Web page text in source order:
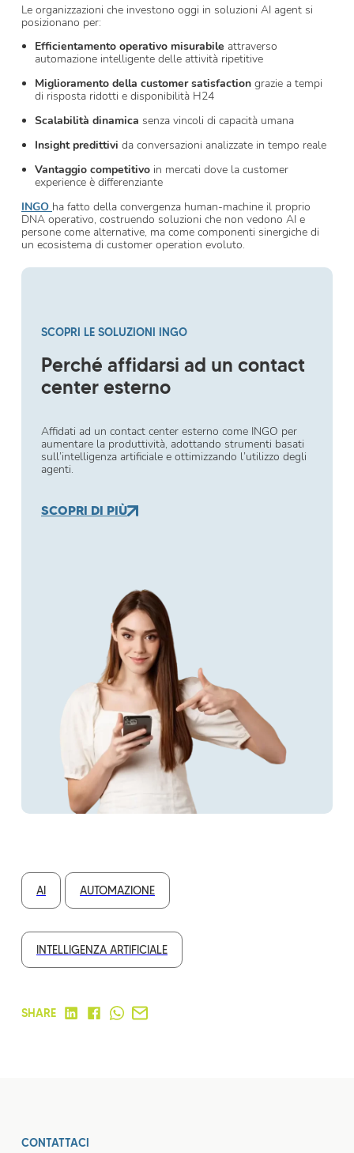
Le organizzazioni che investono oggi in soluzioni AI agent si
posizionano per:
Efficientamento operativo misurabile attraverso
automazione intelligente delle attività ripetitive
Miglioramento della customer satisfaction grazie a tempi
di risposta ridotti e disponibilità H24
Scalabilità dinamica senza vincoli di capacità umana
Insight predittivi da conversazioni analizzate in tempo reale
Vantaggio competitivo in mercati dove la customer
experience è differenziante
INGO ha fatto della convergenza human-machine il proprio
DNA operativo, costruendo soluzioni che non vedono AI e
persone come alternative, ma come componenti sinergiche di
un ecosistema di customer operation evoluto.
SCOPRI LE SOLUZIONI INGO
Perché affidarsi ad un contact
center esterno
Affidati ad un contact center esterno come INGO per
aumentare la produttività, adottando strumenti basati
sull’intelligenza artificiale e ottimizzando l’utilizzo degli
agenti.
SCOPRI DI PIÙ
AI AUTOMAZIONE
INTELLIGENZA ARTIFICIALE
SHARE
CONTATTACI